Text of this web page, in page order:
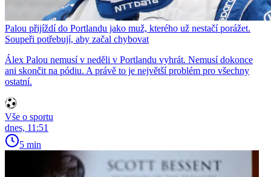
Palou přijíždí do Portlandu jako muž, kterého už nestačí porážet.
Soupeři potřebují, aby začal chybovat
Álex Palou nemusí v neděli v Portlandu vyhrát. Nemusí dokonce
ani skončit na pódiu. A právě to je největší problém pro všechny
ostatní.
Vše o sportu
dnes, 11:51
5 min